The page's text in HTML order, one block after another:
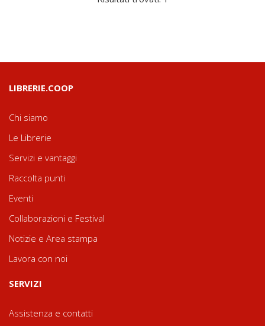
LIBRERIE.COOP
Chi siamo
Le Librerie
Servizi e vantaggi
Raccolta punti
Eventi
Collaborazioni e Festival
Notizie e Area stampa
Lavora con noi
SERVIZI
Assistenza e contatti